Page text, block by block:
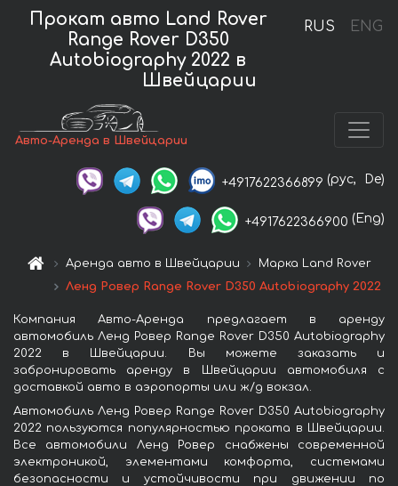
RUS ENG
Прокат авто Land Rover
Range Rover D350
Autobiography 2022 в
Швейцарии
Авто-Аренда в Швейцарии
+4917622366899 (рус, De)
+4917622366900 (Eng)
Аренда авто в Швейцарии
Марка Land Rover
Ленд Ровер Range Rover D350 Autobiography 2022
Компания Авто-Аренда предлагает в аренду
автомобиль Ленд Ровер Range Rover D350 Autobiography
2022 в Швейцарии. Вы можете заказать и
забронировать аренду в Швейцарии автомобиля с
доставкой авто в аэропорты или ж/д вокзал.
Автомобиль Ленд Ровер Range Rover D350 Autobiography
2022 пользуются популярностью проката в Швейцарии.
Все автомобили Ленд Ровер снабжены современной
электроникой, элементами комфорта, системами
безопасности и устойчивости при движении по